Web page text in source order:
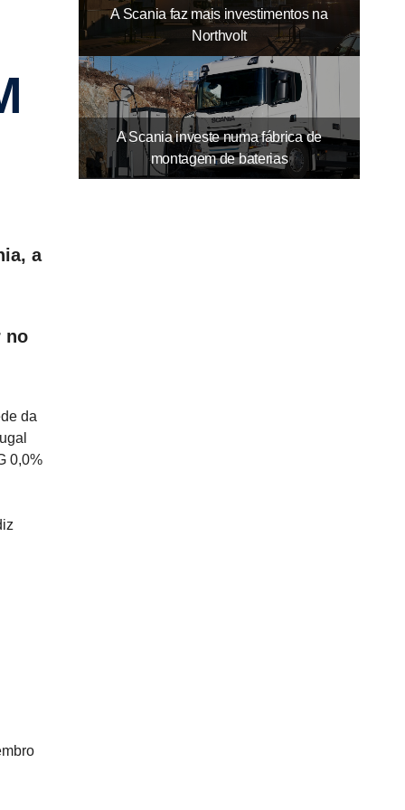
a
no
da
0,0%
A Scania faz mais investimentos na
Northvolt
A Scania investe numa fábrica de
montagem de baterias